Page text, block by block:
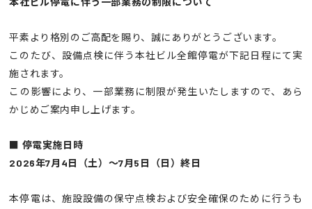
平素より格別のご高配を賜り、誠にありがとうございます。
このたび、設備点検に伴う本社ビル全館停電が下記日程にて実
施されます。
この影響により、一部業務に制限が発生いたしますので、あら
かじめご案内申し上げます。
■ 停電実施日時
2026年7月4日（土）〜7月5日（日）終日
本停電は、施設設備の保守点検および安全確保のために行うも